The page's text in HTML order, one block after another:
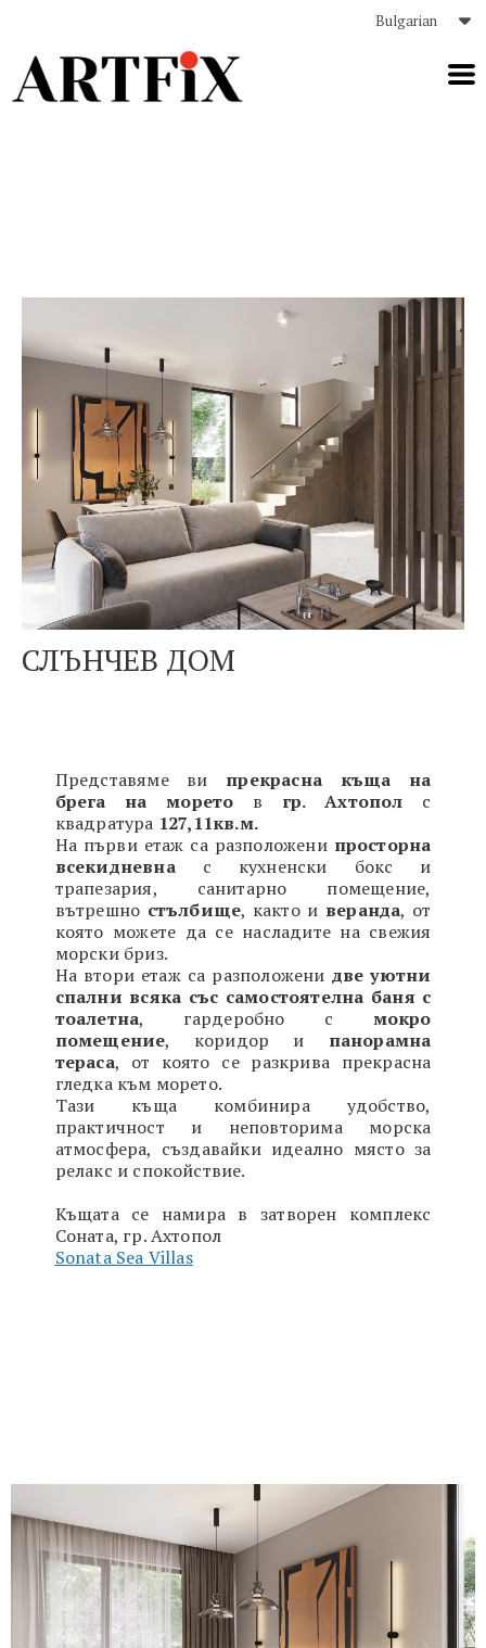
Bulgarian
СЛЪНЧЕВ ДОМ
Представяме ви прекрасна къща на
брега на морето в гр. Ахтопол с
квадратура 127,11кв.м.
На първи етаж са разположени просторна
всекидневнас кухненски бокс и
трапезария, санитарно помещение,
вътрешно стълбище, както и веранда, от
която можете да се насладите на свежия
морски бриз.
На втори етаж са разположени две уютни
спални всяка със самостоятелна баня с
тоалетна, гардеробно с мокро
помещение, коридор и панорамна
тераса, от която се разкрива прекрасна
гледка към морето.
Тази къща комбинира удобство,
практичност и неповторима морска
атмосфера, създавайки идеално място за
релакс и спокойствие.
Къщата се намира в затворен комплекс
Соната, гр. Ахтопол
Sonata Sea Villas